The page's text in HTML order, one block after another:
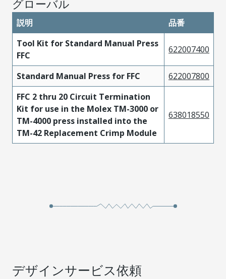
グローバル
説明
品番
Tool Kit for Standard Manual Press
FFC
622007400
Standard Manual Press for FFC
622007800
FFC 2 thru 20 Circuit Termination
Kit for use in the Molex TM-3000 or
TM-4000 press installed into the
TM-42 Replacement Crimp Module
638018550
デザインサービス依頼